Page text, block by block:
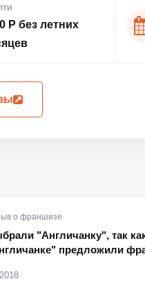
Р без летних
о франшизе
"Англичанку", так
предложили